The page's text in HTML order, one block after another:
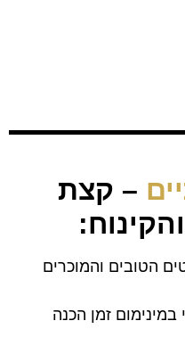
– קצת
הטובים והמוכרים
במינימום זמן הכנה